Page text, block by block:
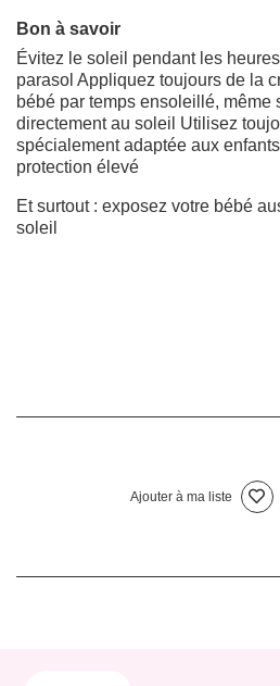
Bon à savoir
Évitez le soleil pendant les
parasol Appliquez toujours de la
bébé par temps ensoleillé, même
directement au soleil Utilisez
spécialement adaptée aux
protection élevé
Et surtout : exposez votre bébé
soleil
Ajouter à ma liste